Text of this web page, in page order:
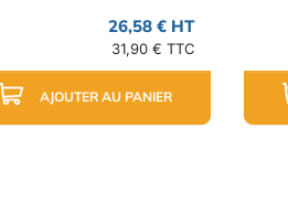
26,58 € HT
31,90 € TTC
AJOUTER AU PANIER